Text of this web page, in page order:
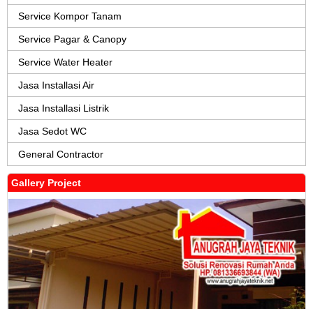
Service Kompor Tanam
Service Pagar & Canopy
Service Water Heater
Jasa Installasi Air
Jasa Installasi Listrik
Jasa Sedot WC
General Contractor
Gallery Project